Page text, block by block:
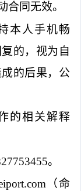
合同无效。
本人手机畅
的，视为自
的后果，公
的相关解释
。
（命